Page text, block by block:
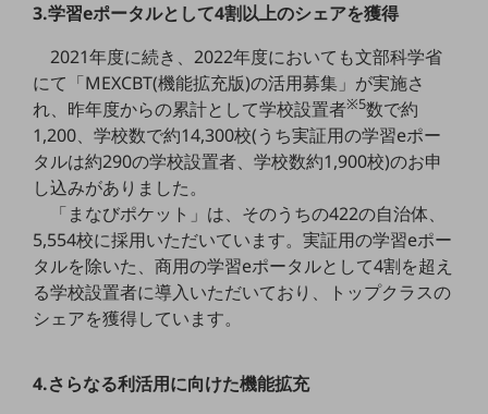
キーワードで探す
モバイルTOP
法人向けスマホ・携帯に関する、
おすすめの機種、料金やサービスをご紹介
製品
製品TOP
ビジネス向けスマートフォン
タフネススマートフォン
データ通信製品
ドコモケータイ
通信モジュール製品
3.学習eポータルとして4割以上のシェアを獲得
2021年度に続き、2022年度においても文部科学省
にて「MEXCBT(機能拡充版)の活用募集」が実施さ
れ、昨年度からの累計として学校設置者※5数で約
1,200、学校数で約14,300校(うち実証用の学習eポー
タルは約290の学校設置者、学校数約1,900校)のお申
し込みがありました。
「まなびポケット」は、そのうちの422の自治体、
5,554校に採用いただいています。実証用の学習eポー
タルを除いた、商用の学習eポータルとして4割を超え
る学校設置者に導入いただいており、トップクラスの
シェアを獲得しています。
4.さらなる利活用に向けた機能拡充